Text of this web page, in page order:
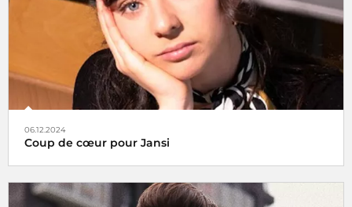
06.12.2024
Coup de cœur pour Jansi